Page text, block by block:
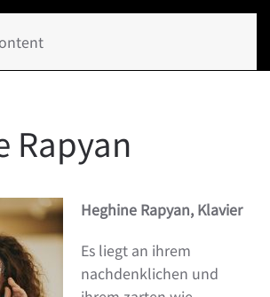
Rapyan
Heghine Rapyan, Klavier
Es liegt an ihrem
nachdenklichen und